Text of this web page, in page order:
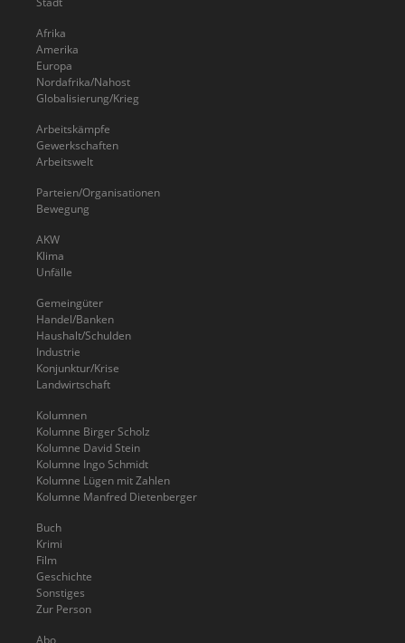
Afrika
Amerika
Europa
Nordafrika/Nahost
Globalisierung/Krieg
Arbeitskämpfe
Gewerkschaften
Arbeitswelt
Parteien/Organisationen
Bewegung
AKW
Klima
Unfälle
Gemeingüter
Handel/Banken
Haushalt/Schulden
Industrie
Konjunktur/Krise
Landwirtschaft
Kolumnen
Kolumne Birger Scholz
Kolumne David Stein
Kolumne Ingo Schmidt
Kolumne Lügen mit Zahlen
Kolumne Manfred Dietenberger
Buch
Krimi
Film
Geschichte
Sonstiges
Zur Person
Abo